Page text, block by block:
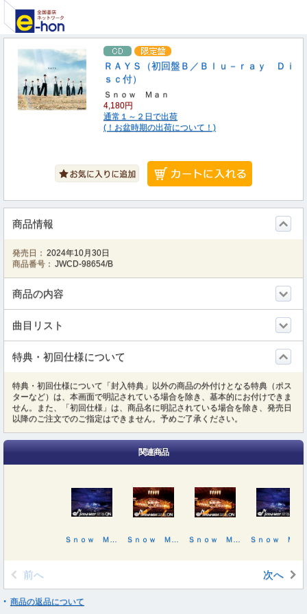
ＲＡＹＳ（初回盤Ｂ／Ｂｌｕ－ｒａｙ Ｄｉ
ｓｃ付）
Ｓｎｏｗ Ｍａｎ
4,180円
通常１～２日で出荷
(！お盆時期の出荷について！)
商品情報
発売日： 2024年10月30日
商品番号： JWCD-98654/B
商品の内容
曲目リスト
特典・初回仕様について
特典・初回仕様について「封入特典」以外の商品の外付けとなる特典（ポス
ターなど）は、本画面で明記されている場合を除き、基本的にお付けできま
せん。また、「初回仕様」は、商品名に明記されている場合を除き、発売日
以降のご注文でのご指定はできません。予めご了承ください。
関連商品
前へ 次へ
商品の返品について